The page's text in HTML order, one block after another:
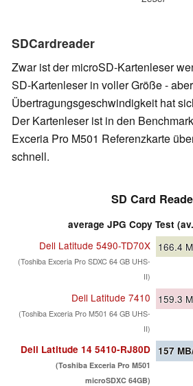
SDCardreader
Zwar ist der microSD-Kartenleser
SD-Kartenleser in voller Größe -
Übertragungsgeschwindigkeit hat
Der Kartenleser ist in den
Exceria Pro M501 Referenzkarte
schnell.
SD Card
average JPG Copy Test
Dell Latitude 5490-TD70X
(Toshiba Exceria Pro SDXC 64 GB UHS-
II)
166.4
Dell Latitude 7410
(Toshiba Exceria Pro M501 64 GB UHS-
II)
159.3
Dell Latitude 14 5410-RJ80D
(Toshiba Exceria Pro M501
microSDXC 64GB)
157